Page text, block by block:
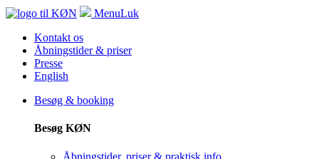
MenuLuk
Kontakt os
Åbningstider & priser
Presse
English
Besøg & booking
Besøg KØN
Åbningstider, priser & praktisk info